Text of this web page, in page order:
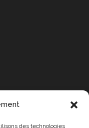
des technologies